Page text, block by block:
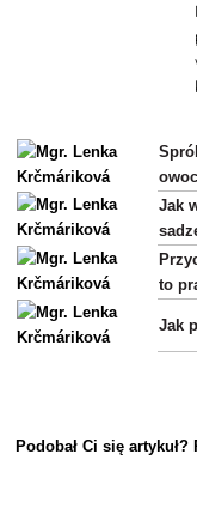
Jak
to
Jak
Podobał Ci się